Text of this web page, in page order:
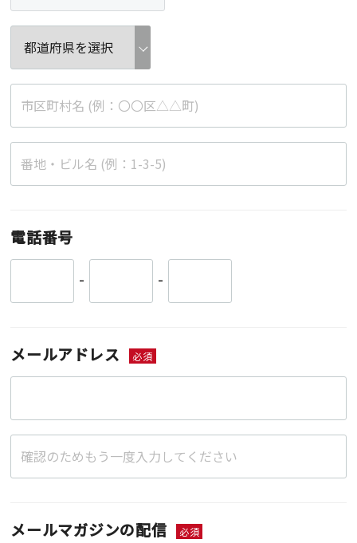
電話番号
-
-
メールアドレス 必須
メールマガジンの配信 必須